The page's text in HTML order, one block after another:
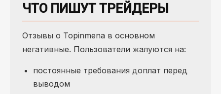
ЧТО ПИШУТ ТРЕЙДЕРЫ
Отзывы о Topinmena в основном
негативные. Пользователи жалуются на:
постоянные требования доплат перед
выводом